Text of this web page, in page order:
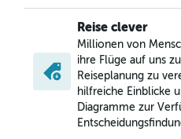
Reise clever
Millionen von
ihre Flüge auf uns
Reiseplanung zu
hilfreiche Einblicke
Diagramme zur